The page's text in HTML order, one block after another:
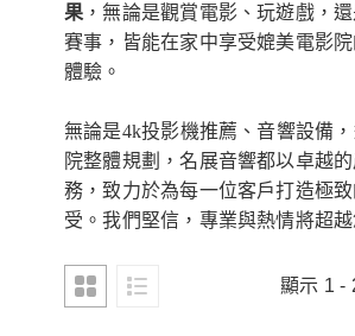
果 ，無論是觀賞電影、玩遊戲，
賽事，皆能在家中享受媲美電影
體驗。
無論是4k投影機推薦、音響設備，
院整體規劃，名展音響都以卓越
務，致力於為每一位客戶打造極
受。我們堅信，專業與熱情將超越
顯示 1 -